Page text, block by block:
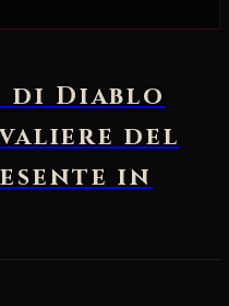
di Diablo
del
in